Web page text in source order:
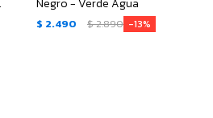
Negro - Verde Agua
$ 2.490 $2.890 13